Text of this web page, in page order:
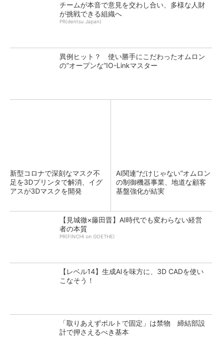
チームが本音で意見を交わし合い、多様な人財
が挑戦できる組織へ
PR(dentsu Japan)
異例ヒット？ 使い勝手にこだわったオムロン
の“オープンな”IO-Linkマスター
新型コロナで深刻なマスク不
足を3Dプリンタで解消、イグ
アスが3Dマスクを開発
AI関連“だけじゃない”オムロン
の制御機器事業、地道な顧客
基盤強化が結実
【見城徹×藤田晋】AI時代でも変わらない経営
者の本質
PR(FINCHI on GOETHE)
【レベル14】生成AIを味方に、3D CADを使い
こなそう！
「取りあえずボルトで固定」は禁物 締結部設
計で押さえるべき基本